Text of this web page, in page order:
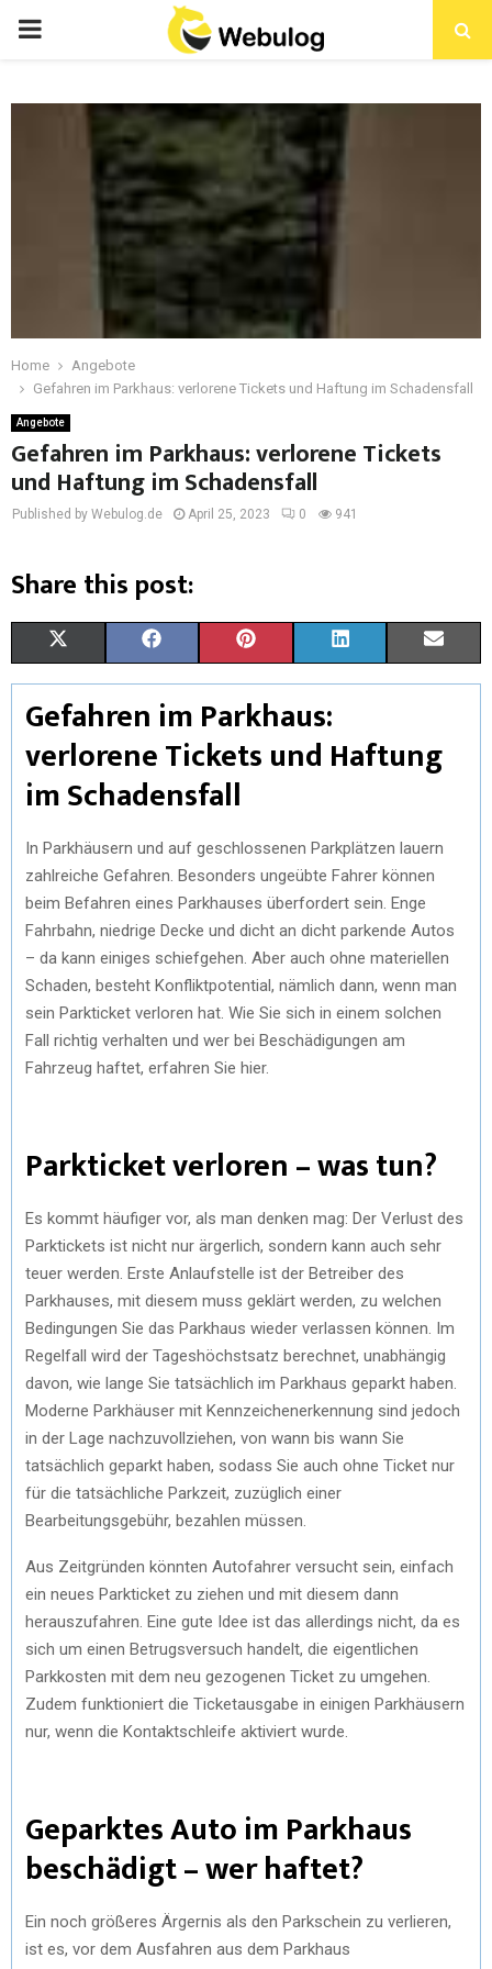
Home
Angebote
Gefahren im Parkhaus: verlorene Tickets und Haftung im Schadensfall
Angebote
Gefahren im Parkhaus: verlorene Tickets
und Haftung im Schadensfall
Published by Webulog.de April 25, 2023 0 941
Share this post:
(
T
W
I
T
T
R
A
C
B
O
I
N
T
E
T
I
K
D
I
M
Gefahren im Parkhaus:
verlorene Tickets und Haftung
im Schadensfall
In Parkhäusern und auf geschlossenen Parkplätzen lauern
zahlreiche Gefahren. Besonders ungeübte Fahrer können
beim Befahren eines Parkhauses überfordert sein. Enge
Fahrbahn, niedrige Decke und dicht an dicht parkende Autos
– da kann einiges schiefgehen. Aber auch ohne materiellen
Schaden, besteht Konfliktpotential, nämlich dann, wenn man
sein Parkticket verloren hat. Wie Sie sich in einem solchen
Fall richtig verhalten und wer bei Beschädigungen am
Fahrzeug haftet, erfahren Sie hier.
Parkticket verloren – was tun?
Es kommt häufiger vor, als man denken mag: Der Verlust des
Parktickets ist nicht nur ärgerlich, sondern kann auch sehr
teuer werden. Erste Anlaufstelle ist der Betreiber des
Parkhauses, mit diesem muss geklärt werden, zu welchen
Bedingungen Sie das Parkhaus wieder verlassen können. Im
Regelfall wird der Tageshöchstsatz berechnet, unabhängig
davon, wie lange Sie tatsächlich im Parkhaus geparkt haben.
Moderne Parkhäuser mit Kennzeichenerkennung sind jedoch
in der Lage nachzuvollziehen, von wann bis wann Sie
tatsächlich geparkt haben, sodass Sie auch ohne Ticket nur
für die tatsächliche Parkzeit, zuzüglich einer
Bearbeitungsgebühr, bezahlen müssen.
Aus Zeitgründen könnten Autofahrer versucht sein, einfach
ein neues Parkticket zu ziehen und mit diesem dann
herauszufahren. Eine gute Idee ist das allerdings nicht, da es
sich um einen Betrugsversuch handelt, die eigentlichen
Parkkosten mit dem neu gezogenen Ticket zu umgehen.
Zudem funktioniert die Ticketausgabe in einigen Parkhäusern
nur, wenn die Kontaktschleife aktiviert wurde.
Geparktes Auto im Parkhaus
beschädigt – wer haftet?
Ein noch größeres Ärgernis als den Parkschein zu verlieren,
ist es, vor dem Ausfahren aus dem Parkhaus